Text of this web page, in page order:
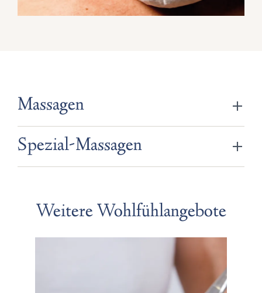
Massagen
Spezial-Massagen
Weitere Wohlfühlangebote